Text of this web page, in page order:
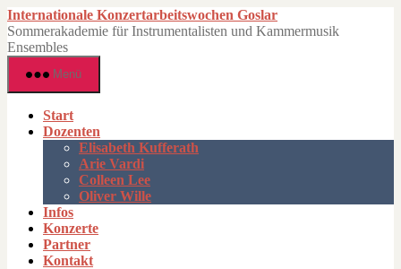
Zum
Inhalt
springen
Internationale Konzertarbeitswochen Goslar
Sommerakademie für Instrumentalisten und Kammermusik
Ensembles
Menü
Start
Dozenten
Elisabeth Kufferath
Arie Vardi
Colleen Lee
Oliver Wille
Infos
Konzerte
Partner
Kontakt